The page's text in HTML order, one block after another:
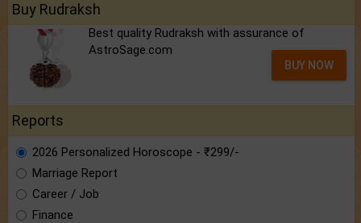
Buy Rudraksh
Best quality Rudraksh with assurance of
AstroSage.com
BUY NOW
Reports
2026 Personalized Horoscope - ₹299/-
Marriage Report
Career / Job
Finance